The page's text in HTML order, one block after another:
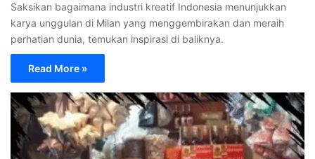
Saksikan bagaimana industri kreatif Indonesia menunjukkan
karya unggulan di Milan yang menggembirakan dan meraih
perhatian dunia, temukan inspirasi di baliknya.
Read More »